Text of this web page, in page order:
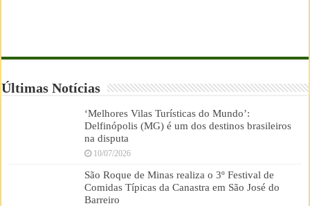
Últimas Notícias
‘Melhores Vilas Turísticas do Mundo’:
Delfinópolis (MG) é um dos destinos brasileiros
na disputa
10/07/2026
São Roque de Minas realiza o 3º Festival de
Comidas Típicas da Canastra em São José do
Barreiro